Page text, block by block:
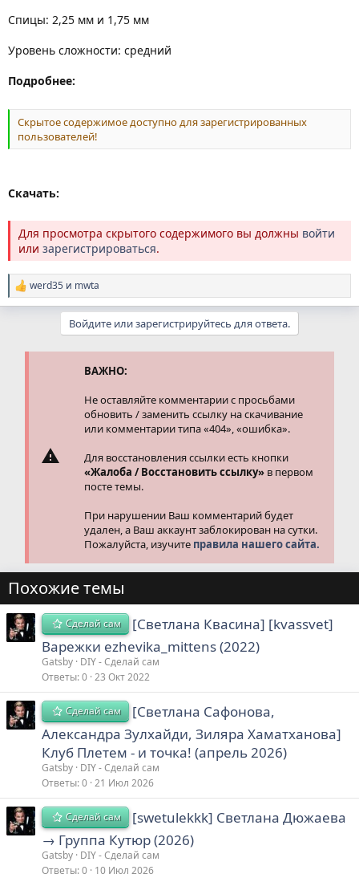
Спицы: 2,25 мм и 1,75 мм
Уровень сложности: средний
Подробнее:
Скрытое содержимое доступно для зарегистрированных
пользователей!
Скачать:
Для просмотра скрытого содержимого вы должны войти
или зарегистрироваться.
Р
е
werd35 и mwta
Войдите или зарегистрируйтесь для ответа.
ВАЖНО:
Не оставляйте комментарии с просьбами
обновить / заменить ссылку на скачивание
или комментарии типа «404», «ошибка».
Для восстановления ссылки есть кнопки
«Жалоба / Восстановить ссылку» в первом
посте темы.
При нарушении Ваш комментарий будет
удален, а Ваш аккаунт заблокирован на сутки.
Пожалуйста, изучите правила нашего сайта.
Похожие темы
Сделай сам
[Светлана Квасина] [kvassvet]
Варежки ezhevika_mittens (2022)
Gatsby DIY - Сделай сам
Ответы 0 23 Окт 2022
Сделай сам
[Светлана Сафонова,
Александра Зулхайди, Зиляра Хаматханова]
Клуб Плетем - и точка! (апрель 2026)
Gatsby DIY - Сделай сам
Ответы 0 21 Июл 2026
Сделай сам
[swetulekkk] Светлана Дюжаева
→ Группа Кутюр (2026)
Gatsby DIY - Сделай сам
Ответы 0 10 Июл 2026